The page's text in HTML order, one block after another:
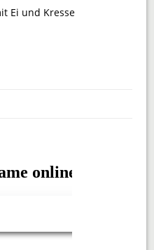
Ei und Kresse